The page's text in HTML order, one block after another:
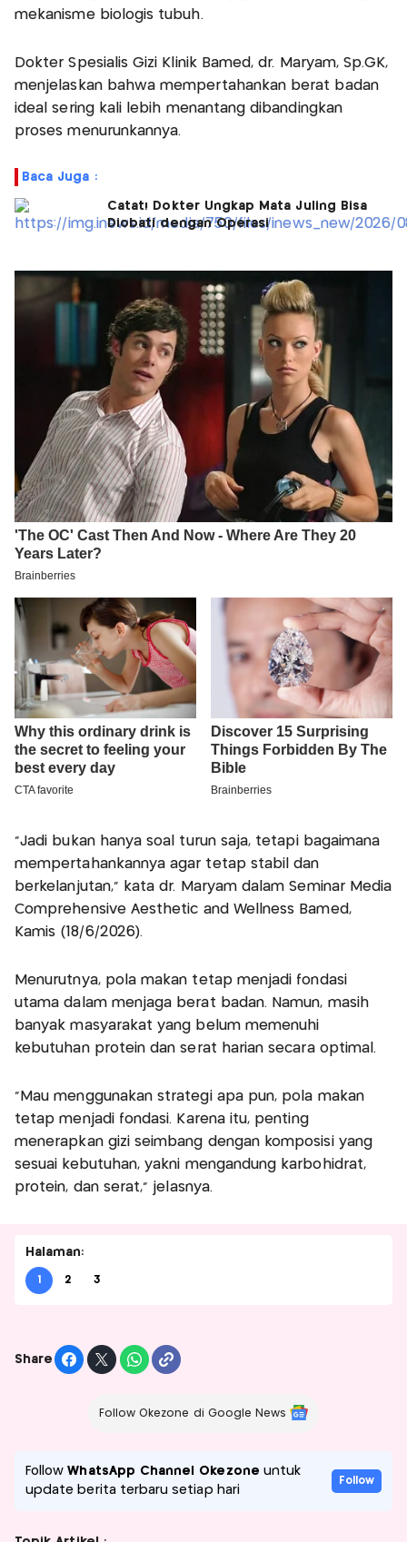
mekanisme biologis tubuh.
Dokter Spesialis Gizi Klinik Bamed, dr. Maryam, Sp.GK,
menjelaskan bahwa mempertahankan berat badan
ideal sering kali lebih menantang dibandingkan
proses menurunkannya.
Baca Juga :
Catat! Dokter Ungkap Mata Juling Bisa
Diobati dengan Operasi
“Jadi bukan hanya soal turun saja, tetapi bagaimana
mempertahankannya agar tetap stabil dan
berkelanjutan,” kata dr. Maryam dalam Seminar Media
Comprehensive Aesthetic and Wellness Bamed,
Kamis (18/6/2026).
Menurutnya, pola makan tetap menjadi fondasi
utama dalam menjaga berat badan. Namun, masih
banyak masyarakat yang belum memenuhi
kebutuhan protein dan serat harian secara optimal.
“Mau menggunakan strategi apa pun, pola makan
tetap menjadi fondasi. Karena itu, penting
menerapkan gizi seimbang dengan komposisi yang
sesuai kebutuhan, yakni mengandung karbohidrat,
protein, dan serat,” jelasnya.
Halaman:
1 2 3
Share
Follow Okezone di Google News
FollowWhatsApp Channel Okezone untuk
update berita terbaru setiap hari
Follow